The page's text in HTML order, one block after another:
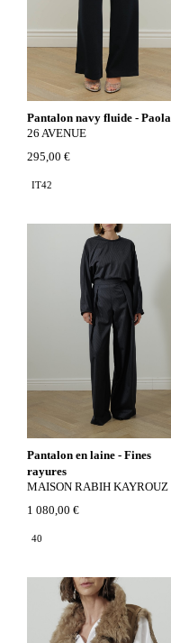
Pantalon navy fluide - Paola
26 AVENUE
295,00 €
IT42
Pantalon en laine - Fines
rayures
MAISON RABIH KAYROUZ
1 080,00 €
40